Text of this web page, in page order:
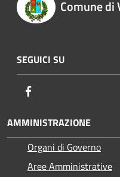
Comune di
SEGUICI SU
AMMINISTRAZIONE
Organi di Governo
Aree Amministrative